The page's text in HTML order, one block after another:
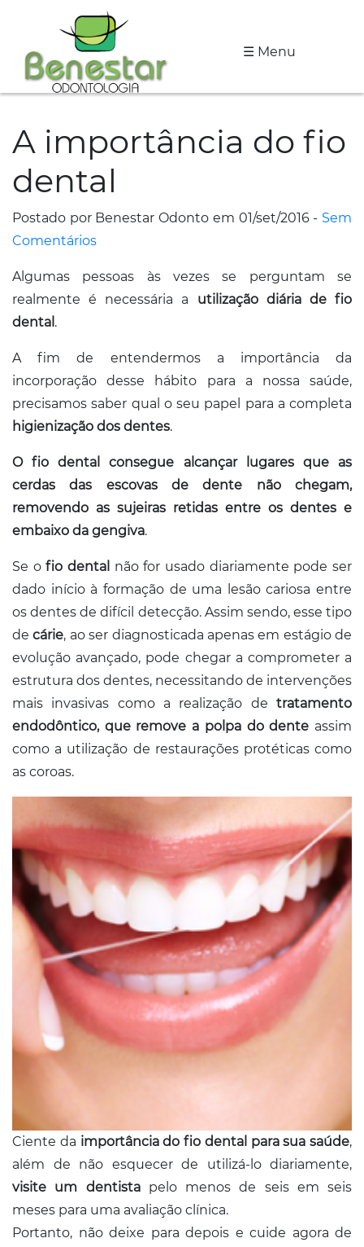
☰ Menu
A
Clínica
Especialidades
Tratamentos
Depoimentos
de
Saúde
Conosco
A importância do fio
dental
Postado por Benestar Odonto em 01/set/2016 - Sem
Comentários
Algumas pessoas às vezes se perguntam se
realmente é necessária a utilização diária de fio
dental .
A fim de entendermos a importância da
incorporação desse hábito para a nossa saúde,
precisamos saber qual o seu papel para a completa
higienização dos dentes.
O fio dental consegue alcançar lugares que as
cerdas das escovas de dente não chegam,
removendo as sujeiras retidas entre os dentes e
embaixo da gengiva.
Se ofio dental não for usado diariamente pode ser
dado início à formação de uma lesão cariosa entre
os dentes de difícil detecção. Assim sendo, esse tipo
decárie, ao ser diagnosticada apenas em estágio de
evolução avançado, pode chegar a comprometer a
estrutura dos dentes, necessitando de intervenções
mais invasivas como a realização de tratamento
endodôntico, que remove a polpa do dente assim
como a utilização de restaurações protéticas como
as coroas.
Ciente da importância do fio dental para sua saúde,
além de não esquecer de utilizá-lo diariamente,
visite um dentistapelo menos de seis em seis
meses para uma avaliação clínica.
Portanto, não deixe para depois e cuide agora de